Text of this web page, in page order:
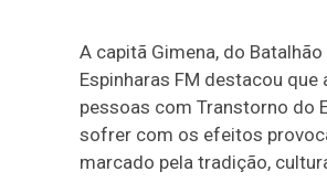
A capitã Gimena, do
Espinharas FM destacou
pessoas com Transtorno do
sofrer com os efeitos
marcado pela tradição,